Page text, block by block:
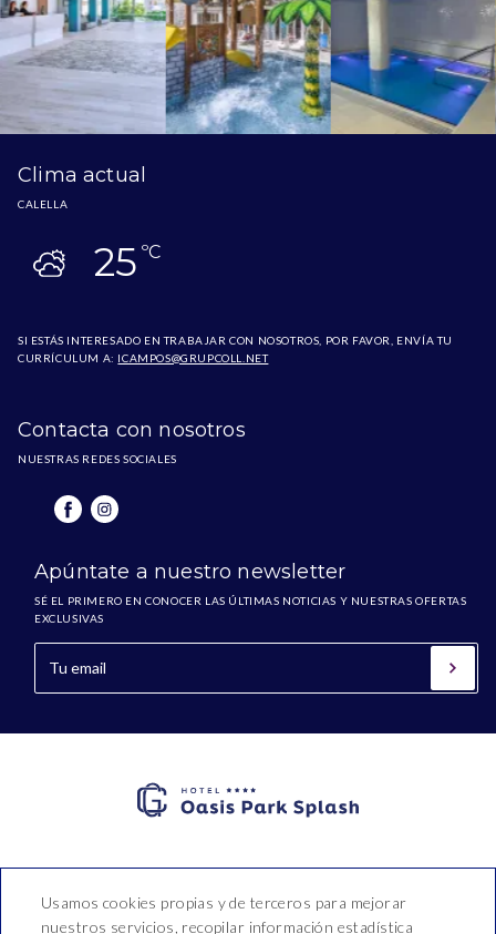
Clima actual
CALELLA
25ºC
SI ESTÁS INTERESADO EN TRABAJAR CON NOSOTROS, POR FAVOR, ENVÍA TU
CURRÍCULUM A: ICAMPOS@GRUPCOLL.NET
Contacta con nosotros
NUESTRAS REDES SOCIALES
Apúntate a nuestro newsletter
SÉ EL PRIMERO EN CONOCER LAS ÚLTIMAS NOTICIAS Y NUESTRAS OFERTAS
EXCLUSIVAS
Usamos cookies propias y de terceros para mejorar
nuestros servicios, recopilar información estadística